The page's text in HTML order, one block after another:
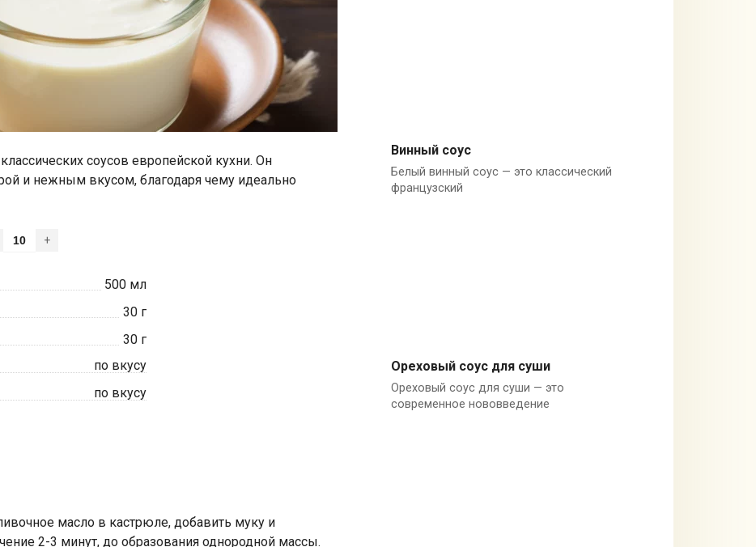
соусов европейской кухни. Он
и нежным вкусом, благодаря чему идеально
+
500мл
30г
30г
по вкусу
по вкусу
масло в кастрюле, добавить муку и
2-3 минут, до образования однородной массы.
Белое вино
Винный соус
Белый винный соус — это классический
французский
Орехи
Ореховый соус для суши
Ореховый соус для суши — это
современное нововведение